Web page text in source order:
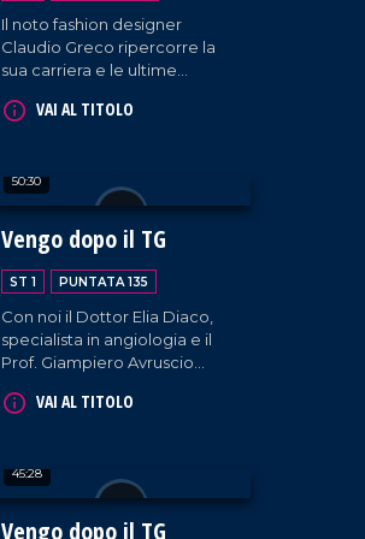
Il noto fashion designer
Claudio Greco ripercorre la
sua carriera e le ultime
quanto maestro di moda. E
VAI AL TITOLO
50:30
Vengo dopo il TG
ST 1 PUNTATA 135
Con noi il Dottor Elia Diaco,
specialista in angiologia e il
Prof. Giampiero Avruscio
- THE EXPERIENCES".
Carlo, Patron del celebre
Cantagiro.
VAI AL TITOLO
45:28
Vengo dopo il TG